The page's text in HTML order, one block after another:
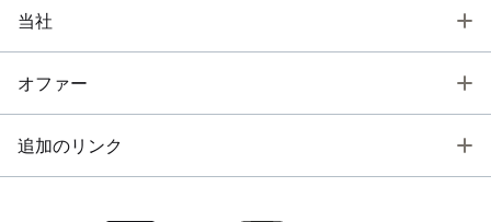
当社
オファー
追加のリンク